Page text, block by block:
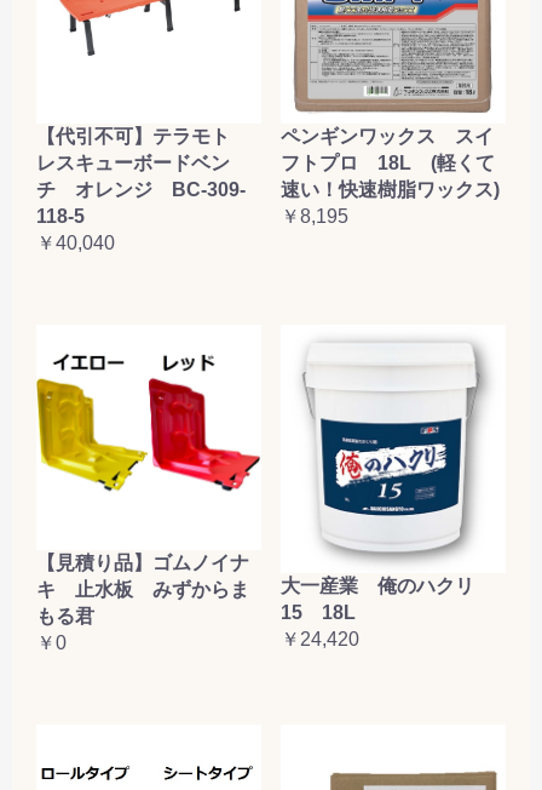
【代引不可】テラモト
レスキューボードベン
チ オレンジ BC-309-
118-5
￥40,040
ペンギンワックス スイ
フトプロ 18L (軽くて
速い！快速樹脂ワックス)
￥8,195
【見積り品】ゴムノイナ
キ 止水板 みずからま
もる君
￥0
大一産業 俺のハクリ
15 18L
￥24,420